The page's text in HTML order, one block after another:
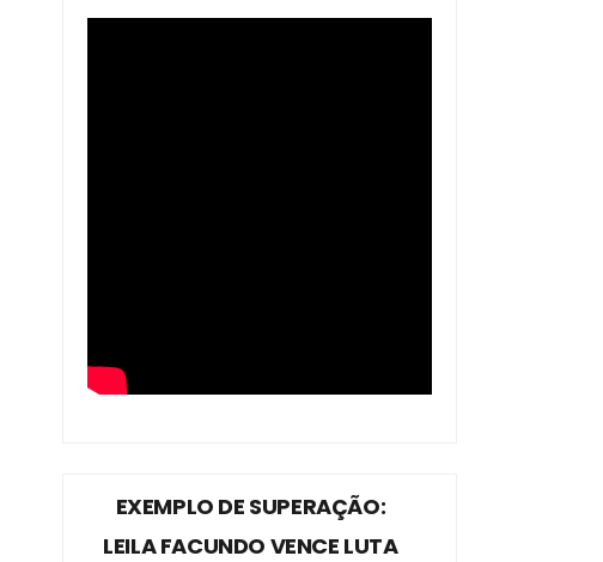
EXEMPLO DE SUPERAÇÃO:
LEILA FACUNDO VENCE LUTA